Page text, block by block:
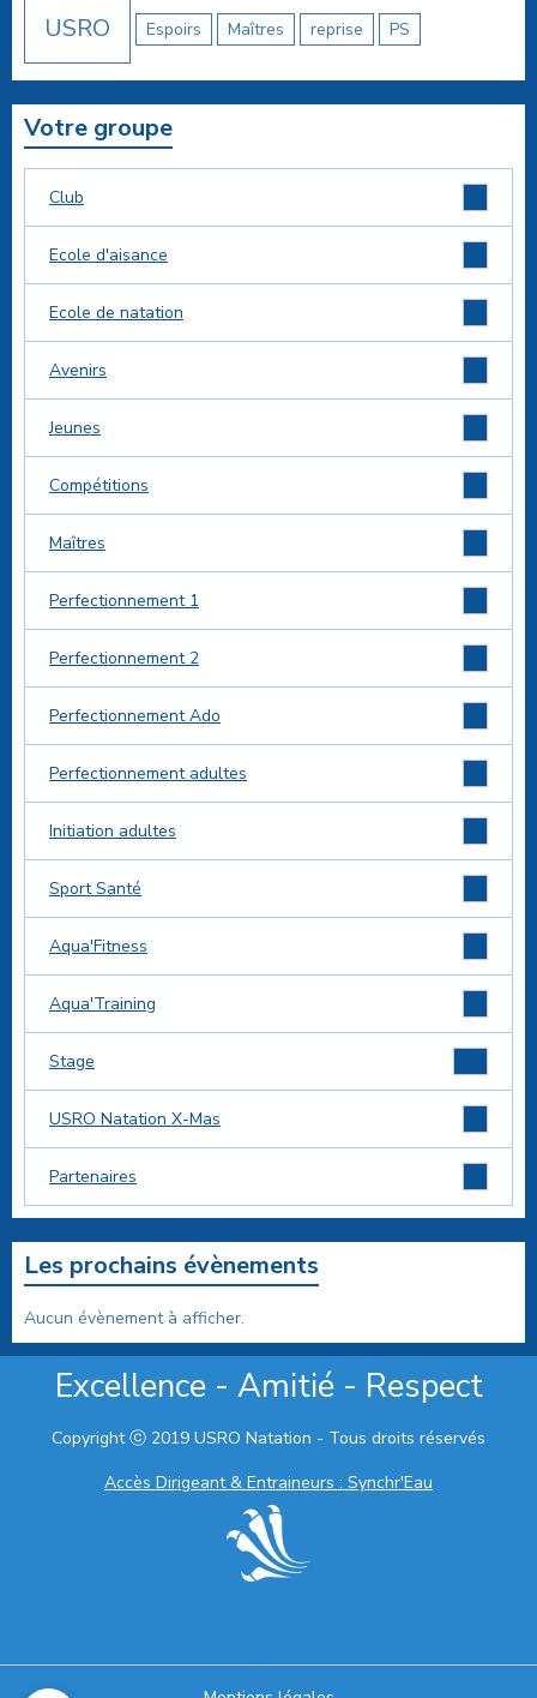
USRO Espoirs Maîtres reprise PS
Votre groupe
Club
Ecole d'aisance
Ecole de natation
Avenirs
Jeunes
Compétitions
Maîtres
Perfectionnement 1
Perfectionnement 2
Perfectionnement Ado
Perfectionnement adultes
Initiation adultes
Sport Santé
Aqua'Fitness
Aqua'Training
Stage
USRO Natation X-Mas
Partenaires
Les prochains évènements
Aucun évènement à afficher.
Excellence - Amitié - Respect
Copyright ⓒ 2019 USRO Natation - Tous droits réservés
Accès Dirigeant & Entraineurs : Synchr'Eau